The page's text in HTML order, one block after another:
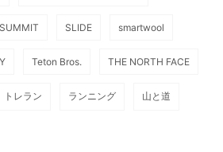
SLIDE smartwool
Teton Bros. THE NORTH FACE
トレラン ランニング 山と道